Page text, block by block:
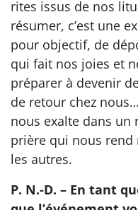
rites issus de nos
résumer, c’est une
pour objectif, de
qui fait nos joies et
préparer à devenir
de retour chez
nous exalte dans un
prière qui nous rend
les autres.
P. N.-D. – En tant